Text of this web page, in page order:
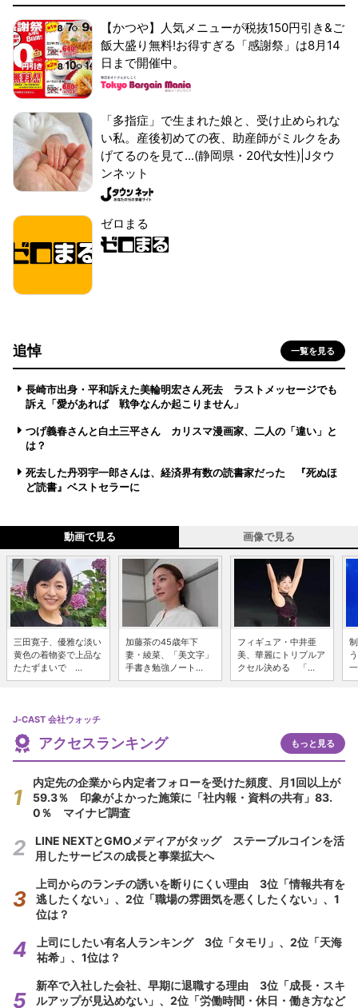
【かつや】人気メニューが税抜150円引き&ご
飯大盛り無料!お得すぎる「感謝祭」は8月14
日まで開催中。
「多指症」で生まれた娘と、受け止められな
い私。産後初めての夜、助産師がミルクをあ
げてるのを見て...(静岡県・20代女性)|Jタウ
ンネット
ゼロまる
追悼 一覧を見る
長崎市出身・平和訴えた美輪明宏さん死去 ラストメッセージでも
訴え「愛があれば 戦争なんか起こりません」
つげ義春さんと白土三平さん カリスマ漫画家、二人の「違い」と
は？
死去した丹羽宇一郎さんは、経済界有数の読書家だった 『死ぬほ
ど読書』ベストセラーに
動画で見る 画像で見る
三田寛子、優雅な淡い
黄色の着物姿で上品な
たたずまいで ...
加藤茶の45歳年下
妻・綾菜、「美文字」
手書き勉強ノート...
フィギュア・中井亜
美、華麗にトリプルア
クセル決める 「...
J-CAST 会社ウォッチ
アクセスランキング もっと見る
内定先の企業から内定者フォローを受けた頻度、月1回以上が
59.3％ 印象がよかった施策に「社内報・資料の共有」83.
0％ マイナビ調査
LINE NEXTとGMOメディアがタッグ ステーブルコインを活
用したサービスの成長と事業拡大へ
上司からのランチの誘いを断りにくい理由 3位「情報共有を
逃したくない」、2位「職場の雰囲気を悪くしたくない」、1
位は？
上司にしたい有名人ランキング 3位「タモリ」、2位「天海
祐希」、1位は？
新卒で入社した会社、早期に退職する理由 3位「成長・スキ
ルアップが見込めない」、2位「労働時間・休日・働き方など